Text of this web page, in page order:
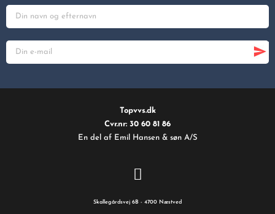
Topvvs.dk
Cvr.nr: 30 60 81 86
En del af Emil Hansen & søn A/S
Skallegårdsvej 6B - 4700 Næstved